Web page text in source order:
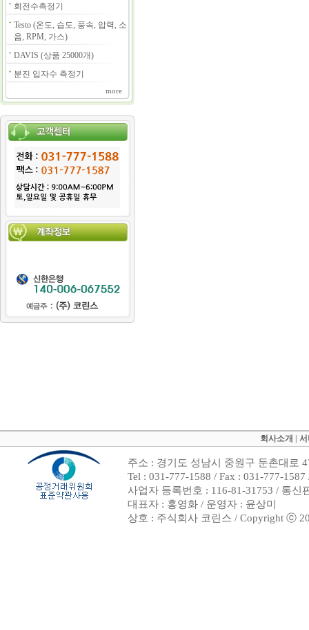
회전수측정기
Testo (온도, 습도, 풍속, 압력, 소
음, RPM, 가스)
DAVIS (상품 25000개)
분진 입자수 측정기
more
회사소개
주소 : 경기도 성남시 중원구 둔촌대로
Tel : 031-777-1588 / Fax : 031-777-
사업자 등록번호 : 116-81-31753 / 통신
대표자 : 홍영화 / 운영자 : 윤상미
상호 : 주식회사 코린스 / Copyright ⓒ